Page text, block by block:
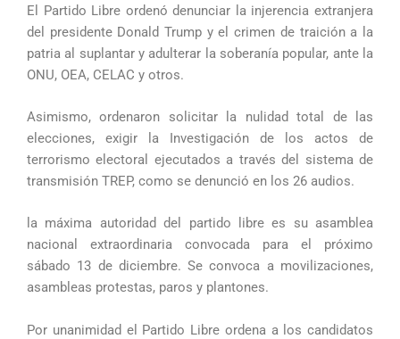
El Partido Libre ordenó denunciar la injerencia extranjera
del presidente Donald Trump y el crimen de traición a la
patria al suplantar y adulterar la soberanía popular, ante la
ONU, OEA, CELAC y otros.
Asimismo, ordenaron solicitar la nulidad total de las
elecciones, exigir la Investigación de los actos de
terrorismo electoral ejecutados a través del sistema de
transmisión TREP, como se denunció en los 26 audios.
la máxima autoridad del partido libre es su asamblea
nacional extraordinaria convocada para el próximo
sábado 13 de diciembre. Se convoca a movilizaciones,
asambleas protestas, paros y plantones.
Por unanimidad el Partido Libre ordena a los candidatos